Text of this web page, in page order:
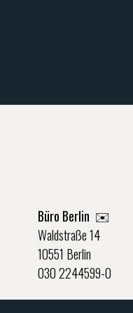
Büro Berlin ✉️
Waldstraße 14
10551 Berlin
030 2244599-0